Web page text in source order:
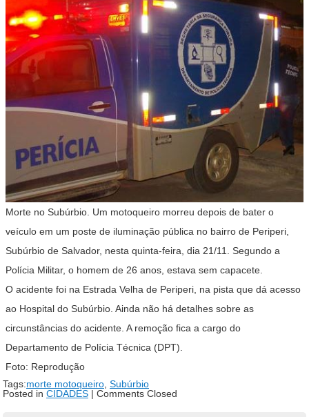
Morte no Subúrbio. Um motoqueiro morreu depois de bater o
veículo em um poste de iluminação pública no bairro de Periperi,
Subúrbio de Salvador, nesta quinta-feira, dia 21/11. Segundo a
Polícia Militar, o homem de 26 anos, estava sem capacete.
O acidente foi na Estrada Velha de Periperi, na pista que dá acesso
ao Hospital do Subúrbio. Ainda não há detalhes sobre as
circunstâncias do acidente. A remoção fica a cargo do
Departamento de Polícia Técnica (DPT).
Foto: Reprodução
Tags:morte motoqueiro, Subúrbio
Posted in CIDADES | Comments Closed